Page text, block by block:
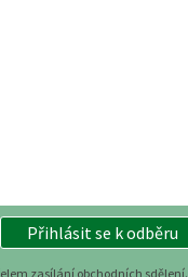
Přihlásit se k odběru
zasílání obchodních sdělení.